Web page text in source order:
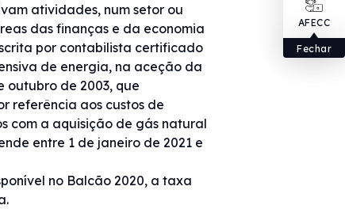
AFECC
Fechar
atividades, num setor ou
das finanças e da economia
por contabilista certificado
de energia, na aceção da
outubro de 2003, que
referência aos custos de
com a aquisição de gás natural
entre 1 de janeiro de 2021 e
no Balcão 2020, a taxa